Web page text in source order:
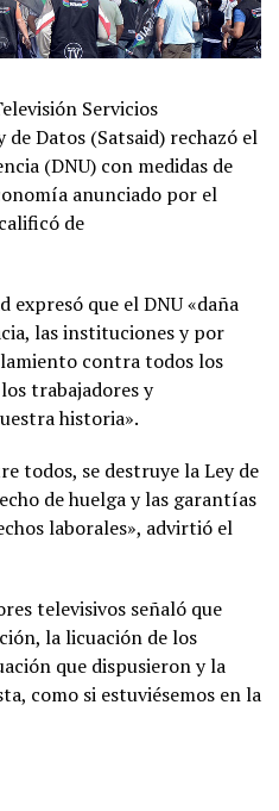
Servicios
Datos (Satsaid) rechazó el
(DNU) con medidas de
anunciado por el
de
expresó que el DNU «daña
las instituciones y por
contra todos los
trabajadores y
historia».
todos, se destruye la Ley de
de huelga y las garantías
laborales», advirtió el
televisivos señaló que
la licuación de los
que dispusieron y la
como si estuviésemos en la